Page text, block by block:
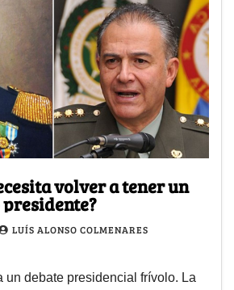
volver a tener un
LUÍS ALONSO COLMENARES
un debate presidencial frívolo. La